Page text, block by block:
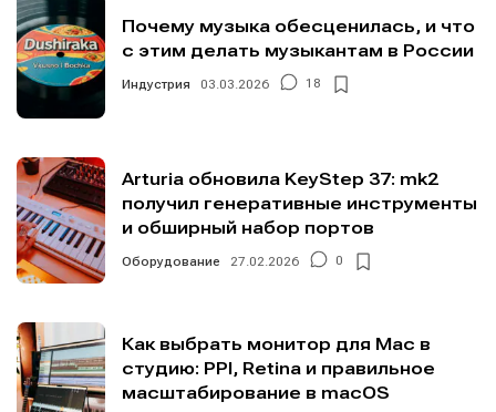
Почему музыка обесценилась, и что
с этим делать музыкантам в России
Индустрия 03.03.2026 18
Arturia обновила KeyStep 37: mk2
получил генеративные инструменты
и обширный набор портов
Оборудование 27.02.2026 0
Как выбрать монитор для Mac в
студию: PPI, Retina и правильное
масштабирование в macOS